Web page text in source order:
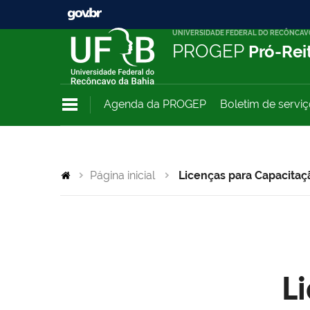
UNIVERSIDADE FEDERAL DO
PROGEP Pró-
Agenda da PROGEP Boletim de
Página inicial Licenças para